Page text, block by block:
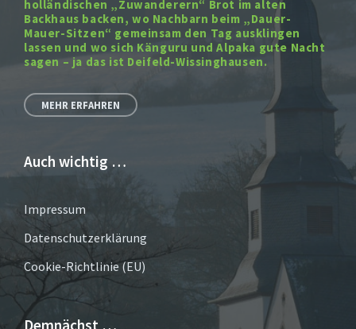
holländischen „Zuwanderern“ Brot im alten
Backhaus backen, wo Nachbarn beim „Dauer-
Mauer-Sitzen“ gemeinsam den Tag ausklingen
lassen und wo sich Känguru und Alpaka gute Nacht
sagen – ja das ist Deifeld-Wissinghausen.
MEHR ERFAHREN
Auch wichtig …
Impressum
Datenschutzerklärung
Cookie-Richtlinie (EU)
Demnächst …